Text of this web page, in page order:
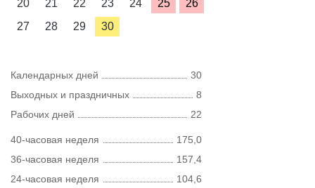
20
21 22 23 24 25
26
27
28 29 30
Календарных дней
30
Выходных и праздничных
8
Рабочих дней
22
40-часовая неделя
175,0
36-часовая неделя
157,4
24-часовая неделя
104,6